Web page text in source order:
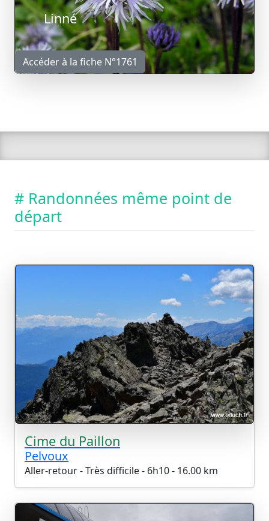
Linné
Accéder à la fiche N°1761
# Randonnées même point de
départ
Cime du Paillon
Pelvoux
Aller-retour - Très difficile - 6h10 - 16.00 km